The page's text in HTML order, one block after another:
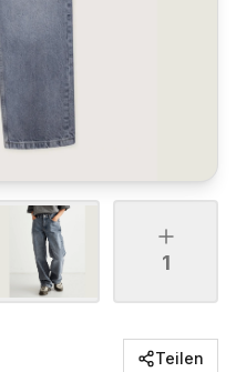
1
Teilen